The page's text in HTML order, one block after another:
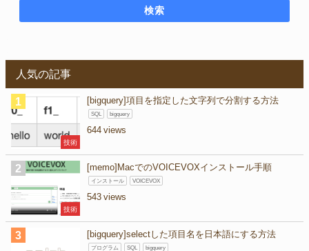
検索
人気の記事
技術
[bigquery]項目を指定した文字列で分割する方法
SQL bigquery
644
技術
[memo]MacでのVOICEVOXインストール手順
インストール VOICEVOX
543
[bigquery]selectした項目名を日本語にする方法
プログラム SQL bigquery